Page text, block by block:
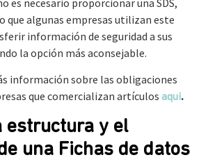
que algunas empresas utilizan este
información de seguridad a sus
la opción más aconsejable.
información sobre las obligaciones
que comercializan artículos aquí.
estructura y el
una Fichas de datos